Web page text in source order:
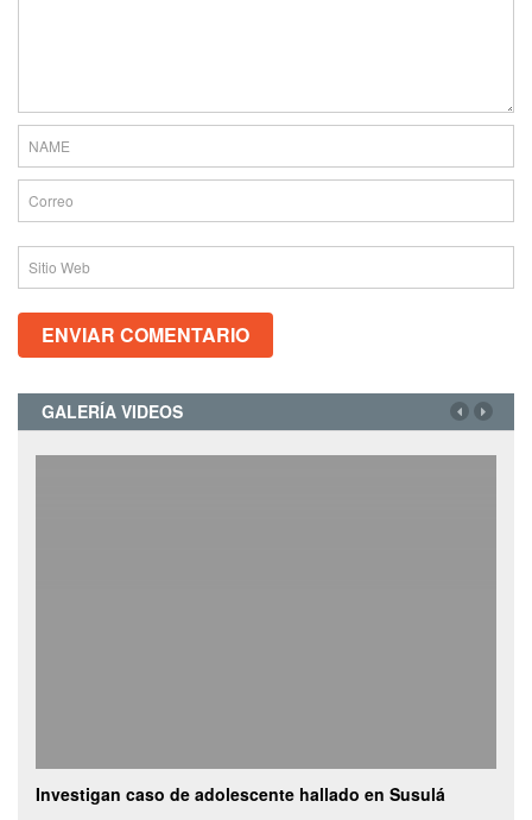
GALERÍA VIDEOS
de adolescente hallado en Susulá
Camioneta con